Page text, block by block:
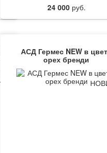
24 000руб.
АСД Гермес NEW в
орех бренди